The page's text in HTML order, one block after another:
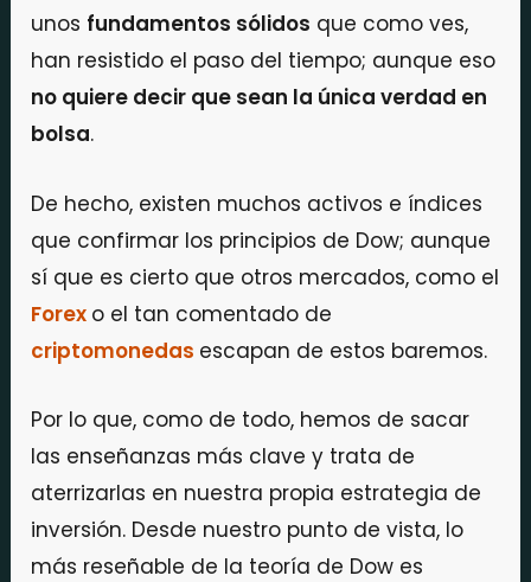
unos fundamentos sólidos que como ves,
han resistido el paso del tiempo; aunque eso
no quiere decir que sean la única verdad en
bolsa.
De hecho, existen muchos activos e índices
que confirmar los principios de Dow; aunque
sí que es cierto que otros mercados, como el
Forex o el tan comentado de
criptomonedas escapan de estos baremos.
Por lo que, como de todo, hemos de sacar
las enseñanzas más clave y trata de
aterrizarlas en nuestra propia estrategia de
inversión. Desde nuestro punto de vista, lo
más reseñable de la teoría de Dow es